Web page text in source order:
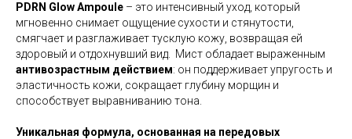
PDRN Glow Ampoule – это интенсивный уход, который
мгновенно снимает ощущение сухости и стянутости,
смягчает и разглаживает тусклую кожу, возвращая ей
здоровый и отдохнувший вид. Мист обладает выраженным
антивозрастным действием: он поддерживает упругость и
эластичность кожи, сокращает глубину морщин и
способствует выравниванию тона.
Уникальная формула, основанная на передовых